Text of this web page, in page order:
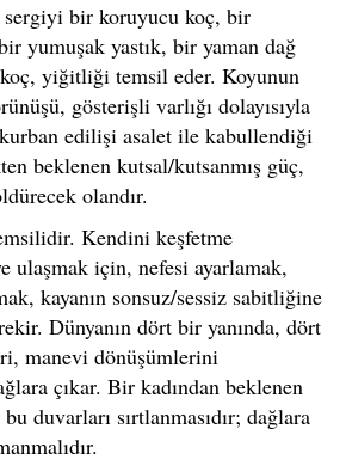
sergiyi bir koruyucu koç, bir
yumuşak yastık, bir yaman dağ
yiğitliği temsil eder. Koyunun
gösterişli varlığı dolayısıyla
edilişi asalet ile kabullendiği
beklenen kutsal/kutsanmış güç,
olandır.
Kendini keşfetme
ulaşmak için, nefesi ayarlamak,
kayanın sonsuz/sessiz sabitliğine
Dünyanın dört bir yanında, dört
manevi dönüşümlerini
çıkar. Bir kadından beklenen
duvarları sırtlanmasıdır; dağlara